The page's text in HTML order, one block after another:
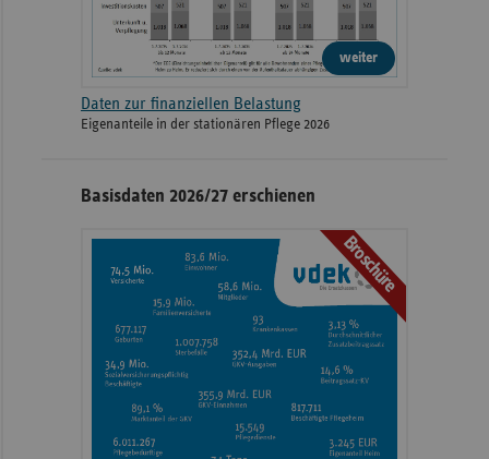
weiter
Daten zur finanziellen Belastung
Eigenanteile in der stationären Pflege 2026
Basisdaten 2026/27 erschienen
Broschüre